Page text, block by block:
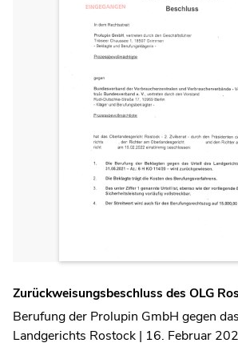
Zurückweisungsbeschluss des OLG
Berufung der Prolupin GmbH gegen
Landgerichts Rostock | 16. Februar